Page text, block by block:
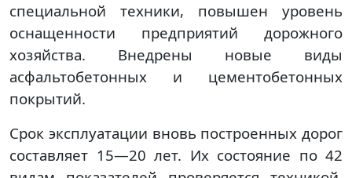
специальной техники, повышен уровень
оснащенности предприятий дорожного
хозяйства. Внедрены новые виды
асфальтобетонных и цементобетонных
покрытий.
Срок эксплуатации вновь построенных дорог
составляет 15—20 лет. Их состояние по 42